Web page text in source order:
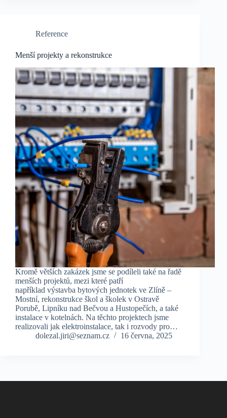
Reference
Menší projekty a rekonstrukce
Kromě větších zakázek jsme se podíleli také na řadě
menších projektů, mezi které patří
například výstavba bytových jednotek ve Zlíně –
Mostní, rekonstrukce škol a školek v Ostravě
Porubě, Lipníku nad Bečvou a Hustopečích, a také
instalace v kotelnách. Na těchto projektech jsme
realizovali jak elektroinstalace, tak i rozvody pro…
dolezal.jiri@seznam.cz
16 června, 2025